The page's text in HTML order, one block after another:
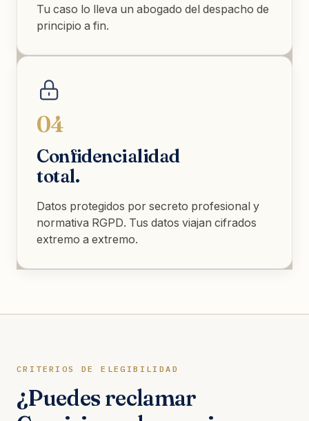
Tu caso lo lleva un abogado del despacho de
principio a fin.
04
Confidencialidad
total.
Datos protegidos por secreto profesional y
normativa RGPD. Tus datos viajan cifrados
extremo a extremo.
CRITERIOS DE ELEGIBILIDAD
¿Puedes reclamar